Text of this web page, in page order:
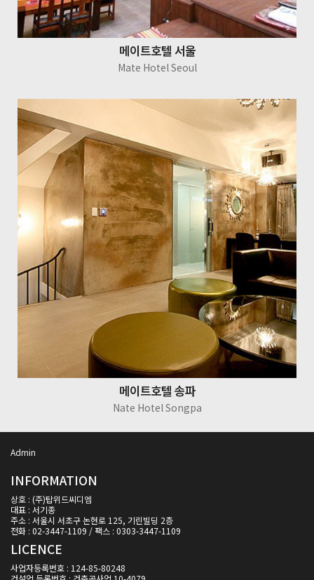
메이트호텔 서울
Mate Hotel Seoul
메이트호텔 송파
Nate Hotel Songpa
Admin
INFORMATION
상호 : (주)탑위드씨디엠
대표 : 서기종
주소 : 서울시 서초구 논현로 125, 기린빌딩 2층
전화 : 02-3447-1109 / 팩스 : 0303-3447-1109
LICENCE
사업자등록번호 : 124-85-80248